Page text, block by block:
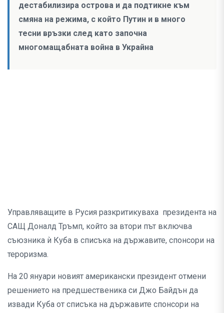
дестабилизира острова и да подтикне към
смяна на режима, с който Путин и в много
тесни връзки след като започна
многомащабната война в Украйна
Управляващите в Русия разкритикуваха президента на
САЩ Доналд Тръмп, който за втори път включва
съюзника ѝ Куба в списъка на държавите, спонсори на
тероризма.
На 20 януари новият американски президент отмени
решението на предшественика си Джо Байдън да
извади Куба от списъка на държавите спонсори на